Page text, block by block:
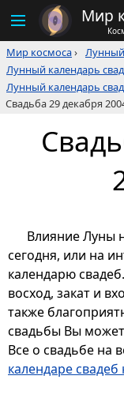
Мир
Мир космоса›
Лунный календарь
Лунный календарь
Свадьба 29 декабря
Влияние Луны
сегодня, или на
календарю
восход, закат и
также
свадьбы Вы
Все о свадьбе на
календаре свадеб